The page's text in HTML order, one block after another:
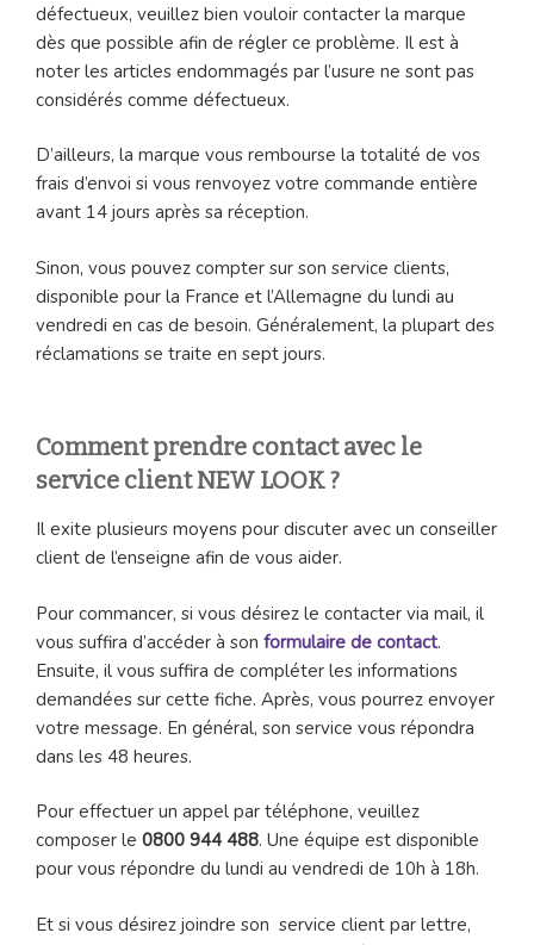
défectueux, veuillez bien vouloir contacter la marque
dès que possible afin de régler ce problème. Il est à
noter les articles endommagés par l’usure ne sont pas
considérés comme défectueux.
D’ailleurs, la marque vous rembourse la totalité de vos
frais d’envoi si vous renvoyez votre commande entière
avant 14 jours après sa réception.
Sinon, vous pouvez compter sur son service clients,
disponible pour la France et l’Allemagne du lundi au
vendredi en cas de besoin. Généralement, la plupart des
réclamations se traite en sept jours.
Comment prendre contact avec le
service client NEW LOOK ?
Il exite plusieurs moyens pour discuter avec un conseiller
client de l’enseigne afin de vous aider.
Pour commancer, si vous désirez le contacter via mail, il
vous suffira d’accéder à son formulaire de contact.
Ensuite, il vous suffira de compléter les informations
demandées sur cette fiche. Après, vous pourrez envoyer
votre message. En général, son service vous répondra
dans les 48 heures.
Pour effectuer un appel par téléphone, veuillez
composer le 0800 944 488. Une équipe est disponible
pour vous répondre du lundi au vendredi de 10h à 18h.
Et si vous désirez joindre son service client par lettre,